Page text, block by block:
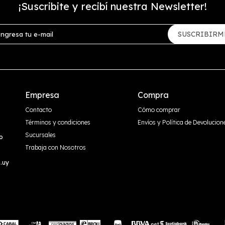
Empresa
Contacto
Términos y condiciones
Sucursales
Trabaja con Nosotros
Compra
Cómo comprar
Envíos y Política de
¡Suscribite y recibí nuestra Newsletter!